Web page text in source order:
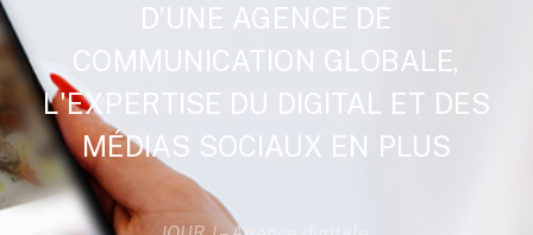
D’UNE AGENCE DE
COMMUNICATION GLOBALE,
L'EXPERTISE DU DIGITAL ET DES
MÉDIAS SOCIAUX EN PLUS